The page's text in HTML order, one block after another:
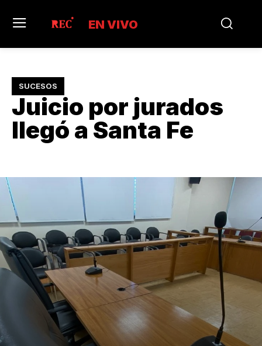
EN VIVO
SUCESOS
Juicio por jurados
llegó a Santa Fe